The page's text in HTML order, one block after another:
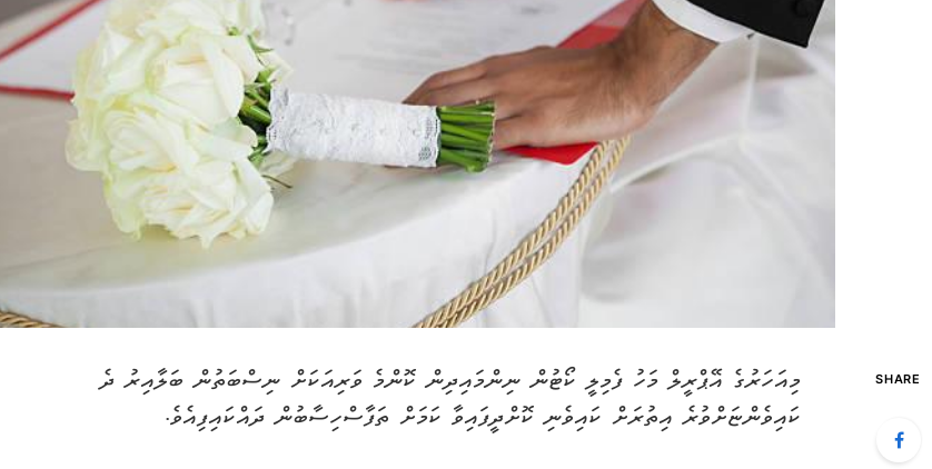
SHARE
މިއަހަރުގެ އޭޕްރީލް މަހު ފެމިލީ ކޯޓުން ނިންމައިދިން ކޮންމެ ވަރިއަކަށް ނިސްބަތުން ބަލާއިރު ދެ
ކައިވެންޏަށްވުރެ އިތުރަށް ކައިވެނި ކޮށްދީފައިވާ ކަމަށް ތަފާސްހިސާބުން ދައްކައިފިއެވެ.